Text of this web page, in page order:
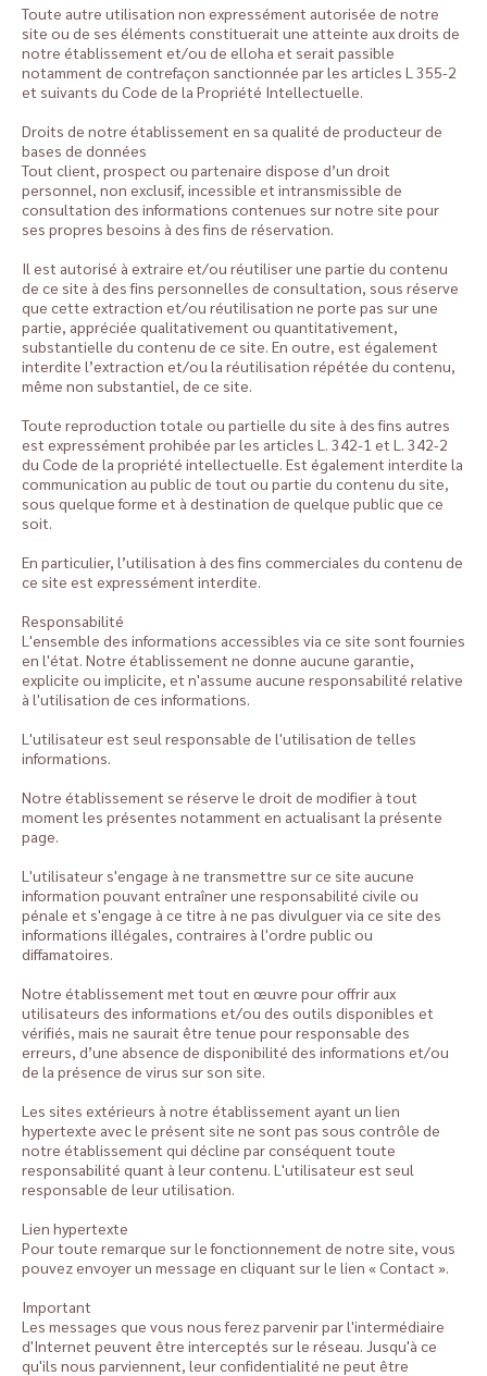
Toute autre utilisation non expressément autorisée de notre
site ou de ses éléments constituerait une atteinte aux droits de
notre établissement et/ou de elloha et serait passible
notamment de contrefaçon sanctionnée par les articles L 355-2
et suivants du Code de la Propriété Intellectuelle.
Droits de notre établissement en sa qualité de producteur de
bases de données
Tout client, prospect ou partenaire dispose d’un droit
personnel, non exclusif, incessible et intransmissible de
consultation des informations contenues sur notre site pour
ses propres besoins à des fins de réservation.
Il est autorisé à extraire et/ou réutiliser une partie du contenu
de ce site à des fins personnelles de consultation, sous réserve
que cette extraction et/ou réutilisation ne porte pas sur une
partie, appréciée qualitativement ou quantitativement,
substantielle du contenu de ce site. En outre, est également
interdite l’extraction et/ou la réutilisation répétée du contenu,
même non substantiel, de ce site.
Toute reproduction totale ou partielle du site à des fins autres
est expressément prohibée par les articles L. 342-1 et L. 342-2
du Code de la propriété intellectuelle. Est également interdite la
communication au public de tout ou partie du contenu du site,
sous quelque forme et à destination de quelque public que ce
soit.
En particulier, l’utilisation à des fins commerciales du contenu de
ce site est expressément interdite.
Responsabilité
L'ensemble des informations accessibles via ce site sont fournies
en l'état. Notre établissement ne donne aucune garantie,
explicite ou implicite, et n'assume aucune responsabilité relative
à l'utilisation de ces informations.
L'utilisateur est seul responsable de l'utilisation de telles
informations.
Notre établissement se réserve le droit de modifier à tout
moment les présentes notamment en actualisant la présente
page.
L'utilisateur s'engage à ne transmettre sur ce site aucune
information pouvant entraîner une responsabilité civile ou
pénale et s'engage à ce titre à ne pas divulguer via ce site des
informations illégales, contraires à l'ordre public ou
diffamatoires.
Notre établissement met tout en œuvre pour offrir aux
utilisateurs des informations et/ou des outils disponibles et
vérifiés, mais ne saurait être tenue pour responsable des
erreurs, d’une absence de disponibilité des informations et/ou
de la présence de virus sur son site.
Les sites extérieurs à notre établissement ayant un lien
hypertexte avec le présent site ne sont pas sous contrôle de
notre établissement qui décline par conséquent toute
responsabilité quant à leur contenu. L'utilisateur est seul
responsable de leur utilisation.
Lien hypertexte
Pour toute remarque sur le fonctionnement de notre site, vous
pouvez envoyer un message en cliquant sur le lien « Contact ».
Important
Les messages que vous nous ferez parvenir par l'intermédiaire
d'Internet peuvent être interceptés sur le réseau. Jusqu'à ce
qu'ils nous parviennent, leur confidentialité ne peut être